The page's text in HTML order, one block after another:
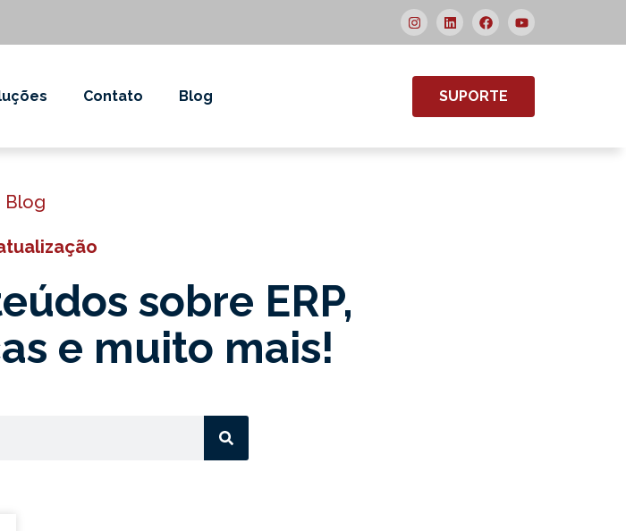
Contato Blog SUPORTE
Blog
sobre ERP,
e muito mais!